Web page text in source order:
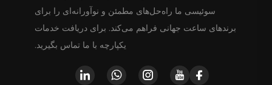
سوئیسی ما راه‌حل‌های مطمئن و نوآورانه‌ای را برای
برندهای ساعت جهانی فراهم می‌کند. برای دریافت خدمات
یکپارچه با ما تماس بگیرید.